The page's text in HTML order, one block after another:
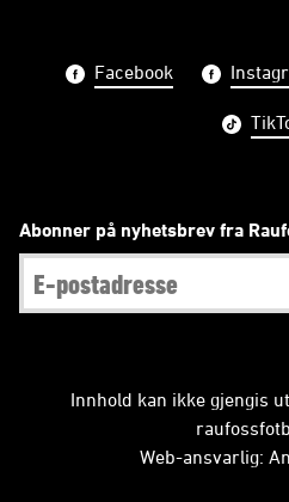
Facebook
Abonner på nyhetsbrev fra
Innhold kan ikke gjengis
Web-ansvarlig: